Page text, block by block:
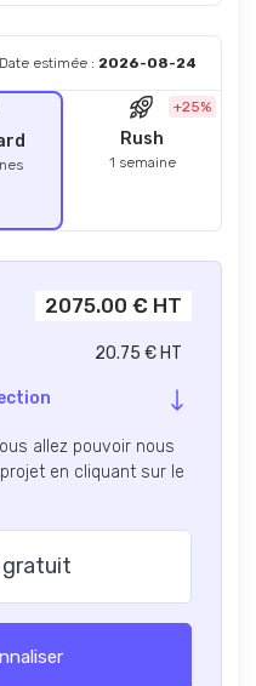
Date estimée : 2026-08-24
+25%
Rush
1 semaine
2075.00 € HT
20.75 € HT
allez pouvoir nous
en cliquant sur le
gratuit